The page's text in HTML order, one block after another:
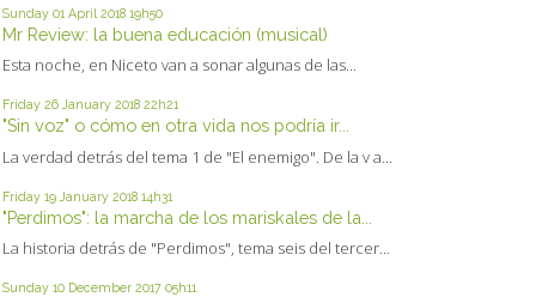
Sunday 01 April 2018 19h50
Mr Review: la buena educación (musical)
Esta noche, en Niceto van a sonar algunas de las...
Friday 26 January 2018 22h21
"Sin voz" o cómo en otra vida nos podría ir...
La verdad detrás del tema 1 de "El enemigo". De la v a...
Friday 19 January 2018 14h31
"Perdimos": la marcha de los mariskales de la...
La historia detrás de "Perdimos", tema seis del tercer...
Sunday 10 December 2017 05h11